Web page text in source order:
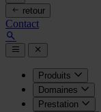
retour
Contact
Produits
Domaines
Prestation